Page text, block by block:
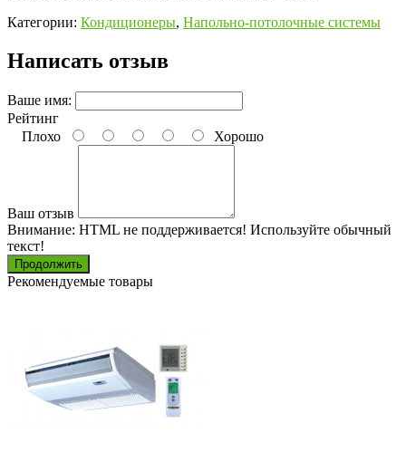
Категории: Кондиционеры, Напольно-потолочные системы
Написать отзыв
Ваше имя:
Рейтинг
Плохо
Хорошо
Ваш отзыв
Внимание: HTML не поддерживается! Используйте обычный
текст!
Продолжить
Рекомендуемые товары